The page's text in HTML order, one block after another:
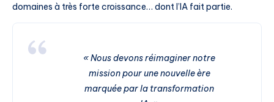
domaines à très forte croissance… dont l’IA fait partie.
« Nous devons réimaginer notre
mission pour une nouvelle ère
marquée par la transformation